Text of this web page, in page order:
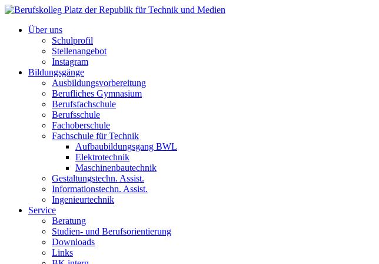
Über uns
Schulprofil
Stellenangebot
Instagram
Bildungsgänge
Ausbildungsvorbereitung
Berufliches Gymnasium
Berufsfachschule
Berufsschule
Fachoberschule
Fachschule für Technik
Aufbaubildungsgang BWL
Elektrotechnik
Maschinenbautechnik
Gestaltungstechn. Assist.
Informationstechn. Assist.
Ingenieurtechnik
Service
Beratung
Studien- und Berufsorientierung
Downloads
Links